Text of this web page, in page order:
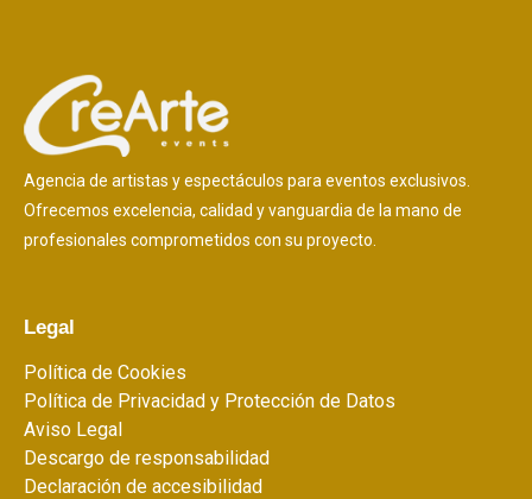
Agencia de artistas y espectáculos para eventos exclusivos.
Ofrecemos excelencia, calidad y vanguardia de la mano de
profesionales comprometidos con su proyecto.
Legal
Política de Cookies
Política de Privacidad y Protección de Datos
Aviso Legal
Descargo de responsabilidad
Declaración de accesibilidad